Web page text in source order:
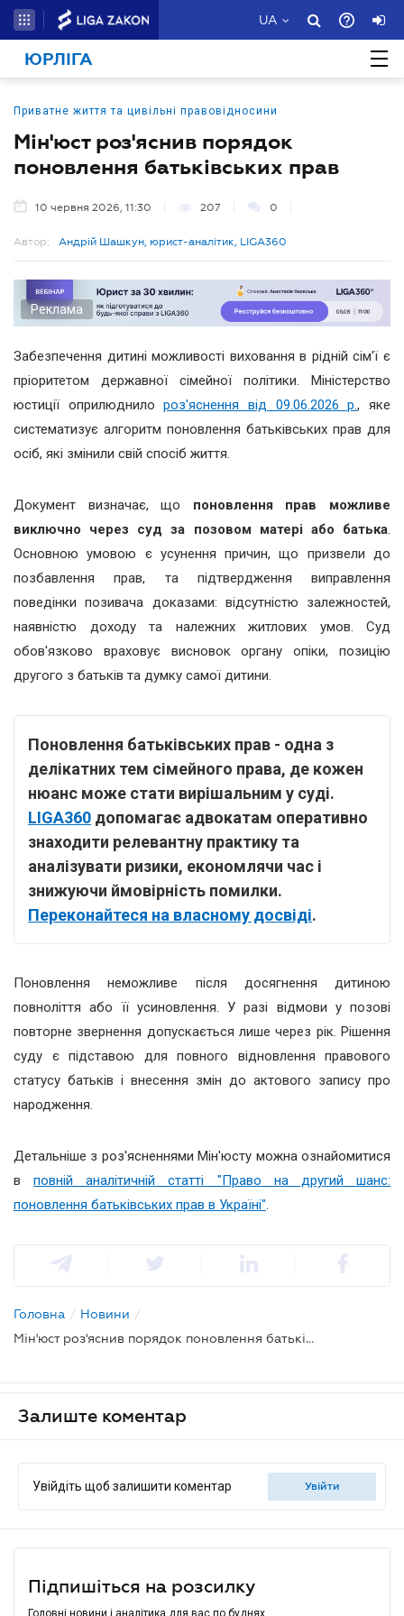
UA
ЮРЛІГА
Приватне життя та цивільні правовідносини
Мін'юст роз'яснив порядок
поновлення батьківських прав
10 червня 2026, 11:30 207 0
Автор: Андрій Шашкун, юрист-аналітик, LIGA360
Реклама
Забезпечення дитині можливості виховання в рідній сім'ї є
пріоритетом державної сімейної політики. Міністерство
юстиції оприлюднилороз'яснення від 09.06.2026 р., яке
систематизує алгоритм поновлення батьківських прав для
осіб, які змінили свій спосіб життя.
Документ визначає, що поновлення прав можливе
виключно через суд за позовом матері або батька.
Основною умовою є усунення причин, що призвели до
позбавлення прав, та підтвердження виправлення
поведінки позивача доказами: відсутністю залежностей,
наявністю доходу та належних житлових умов. Суд
обов'язково враховує висновок органу опіки, позицію
другого з батьків та думку самої дитини.
Поновлення батьківських прав - одна з
делікатних тем сімейного права, де кожен
нюанс може стати вирішальним у суді.
LIGA360 допомагає адвокатам оперативно
знаходити релевантну практику та
аналізувати ризики, економлячи час і
знижуючи ймовірність помилки.
Переконайтеся на власному досвіді.
Поновлення неможливе після досягнення дитиною
повноліття або її усиновлення. У разі відмови у позові
повторне звернення допускається лише через рік. Рішення
суду є підставою для повного відновлення правового
статусу батьків і внесення змін до актового запису про
народження.
Детальніше з роз'ясненнями Мін'юсту можна ознайомитися
вповній аналітичній статті "Право на другий шанс:
поновлення батьківських прав в Україні".
Головна / Новини /
Мін'юст роз'яснив порядок поновлення батьківських прав
Залиште коментар
Увійдіть щоб залишити коментар увійти
Підпишіться на розсилку
Головні новини і аналітика для вас по буднях